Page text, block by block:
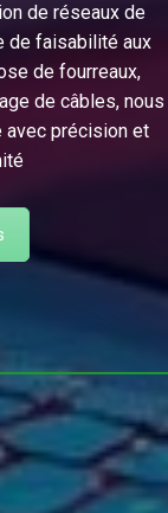
de réseaux de
de faisabilité aux
de fourreaux,
de câbles, nous
avec précision et